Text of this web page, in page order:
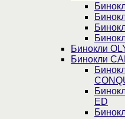
Бинокли
Бинокли
ED